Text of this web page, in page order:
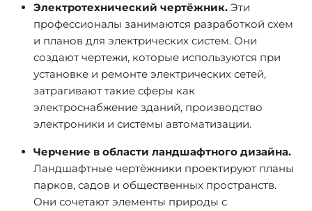
Электротехнический чертёжник. Эти
профессионалы занимаются разработкой схем
и планов для электрических систем. Они
создают чертежи, которые используются при
установке и ремонте электрических сетей,
затрагивают такие сферы как
электроснабжение зданий, производство
электроники и системы автоматизации.
Черчение в области ландшафтного дизайна.
Ландшафтные чертёжники проектируют планы
парков, садов и общественных пространств.
Они сочетают элементы природы с